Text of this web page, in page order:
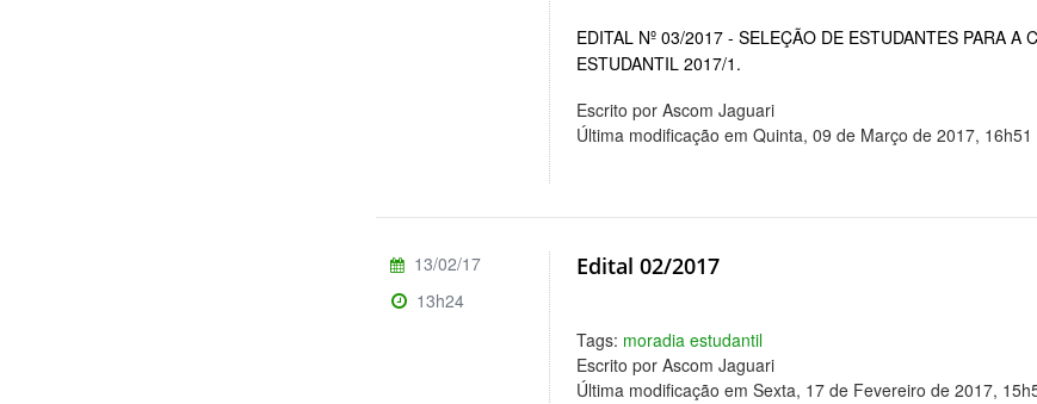
EDITAL Nº 03/2017 - SELEÇÃO DE ESTUDANTES PARA A
ESTUDANTIL 2017/1.
Escrito por Ascom Jaguari
Última modificação em Quinta, 09 de Março de 2017, 16h51
Edital 02/2017
Tags: moradia estudantil
Escrito por Ascom Jaguari
Última modificação em Sexta, 17 de Fevereiro de 2017,
13/02/17
13h24